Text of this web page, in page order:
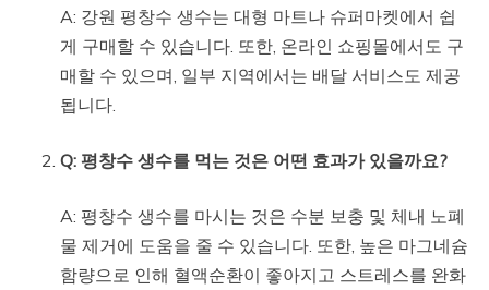
A: 강원 평창수 생수는 대형 마트나 슈퍼마켓에서 쉽
게 구매할 수 있습니다. 또한, 온라인 쇼핑몰에서도 구
매할 수 있으며, 일부 지역에서는 배달 서비스도 제공
됩니다.
Q: 평창수 생수를 먹는 것은 어떤 효과가 있을까요?
A: 평창수 생수를 마시는 것은 수분 보충 및 체내 노폐
물 제거에 도움을 줄 수 있습니다. 또한, 높은 마그네슘
함량으로 인해 혈액순환이 좋아지고 스트레스를 완화